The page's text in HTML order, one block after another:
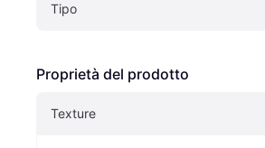
Tipo
Proprietà del prodotto
Texture